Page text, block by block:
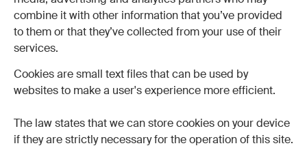
combine it with other information that you’ve provided
to them or that they’ve collected from your use of their
services.
Cookies are small text files that can be used by
websites to make a user's experience more efficient.
The law states that we can store cookies on your device
if they are strictly necessary for the operation of this site.